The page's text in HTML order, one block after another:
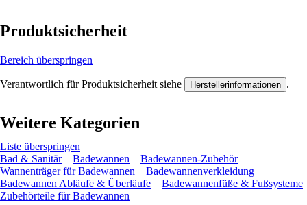
Produktsicherheit
Bereich überspringen
Verantwortlich für Produktsicherheit siehe Herstellerinformationen .
Weitere Kategorien
Liste überspringen
Bad & Sanitär
Badewannen
Badewannen-Zubehör
Wannenträger für Badewannen
Badewannenverkleidung
Badewannen Abläufe & Überläufe
Badewannenfüße & Fußsysteme
Zubehörteile für Badewannen